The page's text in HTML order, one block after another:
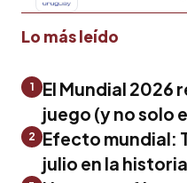
Lo más leído
1
El Mundial 2026
juego (y no solo
2
Efecto mundial:
julio en la